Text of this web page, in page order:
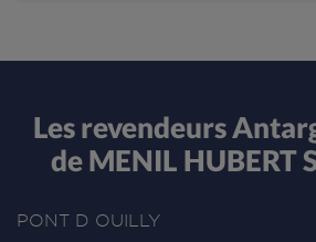
Les revendeurs
de MENIL HUBERT
PONT D OUILLY